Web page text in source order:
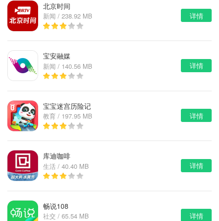
北京时间
新闻 / 238.92 MB 详情
宝安融媒
新闻 / 140.56 MB 详情
宝宝迷宫历险记
教育 / 197.95 MB 详情
库迪咖啡
生活 / 40.40 MB 详情
畅说108
社交 / 65.54 MB 详情